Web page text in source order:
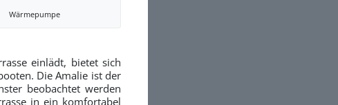
Wärmepumpe
einlädt, bietet sich
Die Amalie ist der
beobachtet werden
in ein komfortabel